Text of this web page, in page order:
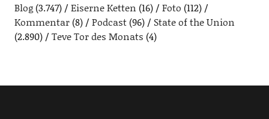
Blog(3.747) Eiserne Ketten (16) Foto (112)
Kommentar(8) Podcast(96)
State of the Union
(2.890)
Teve Tor des Monats (4)